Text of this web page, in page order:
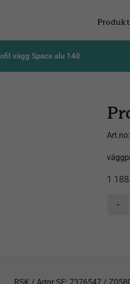
vägg Space alu 140
1